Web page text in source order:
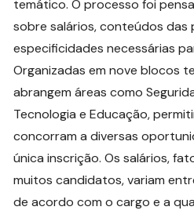
temático. O processo foi
sobre salários, conteúdos das
especificidades necessárias
Organizadas em nove blocos
abrangem áreas como
Tecnologia e Educação,
concorram a diversas
única inscrição. Os salários,
muitos candidatos, variam
de acordo com o cargo e a